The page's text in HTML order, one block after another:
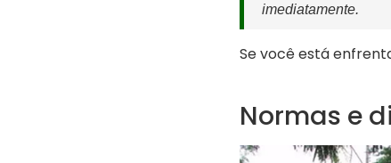
imediatamente.
Se você está
Normas e